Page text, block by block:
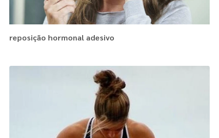
reposição hormonal adesivo